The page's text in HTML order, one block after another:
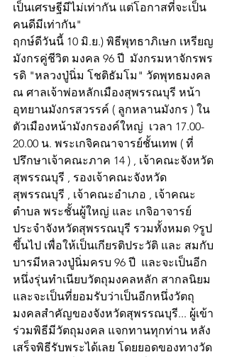
เป็นเศรษฐีมีไม่เท่ากัน แต่โอกาสที่จะเป็น
คนดีมีเท่ากัน"
ฤกษ์ดีวันนี้ 10 มิ.ย.) พิธีพุทธาภิเษก เหรียญ
มังกรคู่ชีวิต มงคล 96 ปี  มังกรมหาจักรพร
รดิ "หลวงปู่นิ่ม โชติธัมโม" วัดพุทธมงคล
ณ ศาลเจ้าพ่อหลักเมืองสุพรรณบุรี หน้า
อุทยานมังกรสวรรค์ ( ลูกหลานมังกร ) ใน
ตัวเมืองหน้ามังกรองค์ใหญ่  เวลา 17.00-
20.00 น. พระเกจิคณาจารย์ชั้นเทพ ( ที่
ปรึกษาเจ้าคณะภาค 14 ) , เจ้าคณะจังหวัด
สุพรรณบุรี , รองเจ้าคณะจังหวัด
สุพรรณบุรี , เจ้าคณะอำเภอ , เจ้าคณะ
ตำบล พระชั้นผู้ใหญ่ และ เกจิอาจารย์
ประจำจังหวัดสุพรรณบุรี รวมทั้งหมด 9รูป
ขึ้นไป เพื่อให้เป็นเกียรติประวัติ และ สมกับ
บารมีหลวงปู่นิ่มครบ 96 ปี  และจะเป็นอีก
หนึ่งรุ่นทำเนียบวัตถุมงคลหลัก สากลนิยม
และจะเป็นที่ยอมรับว่าเป็นอีกหนึ่งวัตถุ
มงคลสำคัญของจังหวัดสุพรรณบุรี... ผู้เข้า
ร่วมพิธีมีวัตถุมงคล แจกทานทุกท่าน หลัง
เสร็จพิธีรับพระได้เลย โดยยอดของทางวัด